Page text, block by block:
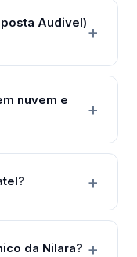
Audivel)
nuvem e
da Nilara?